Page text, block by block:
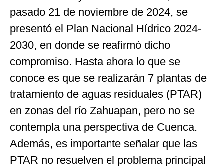
pasado 21 de noviembre de 2024, se
presentó el Plan Nacional Hídrico 2024-
2030, en donde se reafirmó dicho
compromiso. Hasta ahora lo que se
conoce es que se realizarán 7 plantas de
tratamiento de aguas residuales (PTAR)
en zonas del río Zahuapan, pero no se
contempla una perspectiva de Cuenca.
Además, es importante señalar que las
PTAR no resuelven el problema principal